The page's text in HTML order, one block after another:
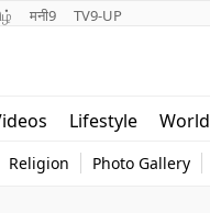
मनी9 TV9-UP
Lifestyle World
Web Story
Religion Photo Gallery